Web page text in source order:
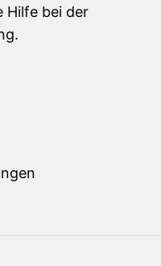
Hilfe bei der